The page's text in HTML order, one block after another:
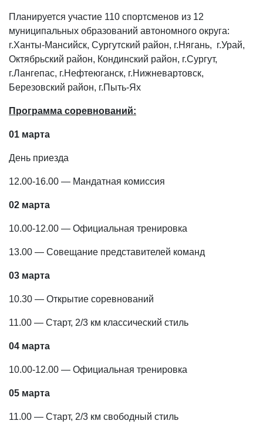
Планируется участие 110 спортсменов из 12
муниципальных образований автономного округа:
г.Ханты-Мансийск, Сургутский район, г.Нягань, г.Урай,
Октябрьский район, Кондинский район, г.Сургут,
г.Лангепас, г.Нефтеюганск, г.Нижневартовск,
Березовский район, г.Пыть-Ях
Программа соревнований:
01 марта
День приезда
12.00-16.00 — Мандатная комиссия
02 марта
10.00-12.00 — Официальная тренировка
13.00 — Совещание представителей команд
03 марта
10.30 — Открытие соревнований
11.00 — Старт, 2/3 км классический стиль
04 марта
10.00-12.00 — Официальная тренировка
05 марта
11.00 — Старт, 2/3 км свободный стиль